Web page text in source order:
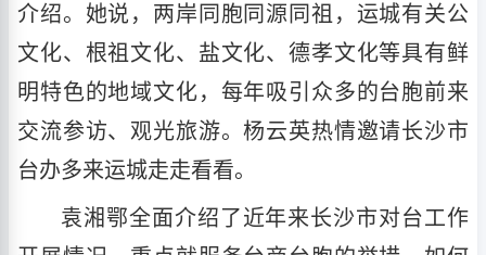
介绍。她说，两岸同胞同源同祖，运城有关公
文化、根祖文化、盐文化、德孝文化等具有鲜
明特色的地域文化，每年吸引众多的台胞前来
交流参访、观光旅游。杨云英热情邀请长沙市
台办多来运城走走看看。
袁湘鄂全面介绍了近年来长沙市对台工作